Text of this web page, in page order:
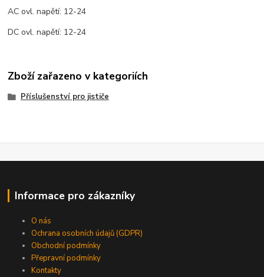
AC ovl. napětí: 12-24
DC ovl. napětí: 12-24
Zboží zařazeno v kategoriích
Příslušenství pro jističe
Informace pro zákazníky
O nás
Ochrana osobních údajů (GDPR)
Obchodní podmínky
Přepravní podmínky
Kontakty